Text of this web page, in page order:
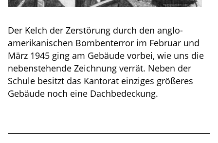
Der Kelch der Zerstörung durch den anglo-
amerikanischen Bombenterror im Februar und
März 1945 ging am Gebäude vorbei, wie uns die
nebenstehende Zeichnung verrät. Neben der
Schule besitzt das Kantorat einziges größeres
Gebäude noch eine Dachbedeckung.